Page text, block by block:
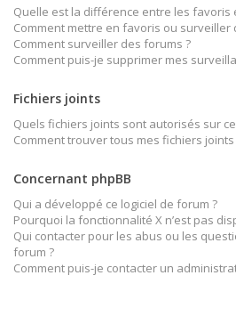
Quelle est la différence entre les favoris
Comment mettre en favoris ou surveiller
Comment surveiller des forums ?
Comment puis-je supprimer mes
Fichiers joints
Quels fichiers joints sont autorisés sur
Comment trouver tous mes fichiers joints
Concernant phpBB
Qui a développé ce logiciel de forum ?
Pourquoi la fonctionnalité X n’est pas
Qui contacter pour les abus ou les
forum ?
Comment puis-je contacter un